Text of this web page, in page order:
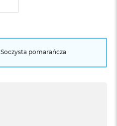
Soczysta pomarańcza